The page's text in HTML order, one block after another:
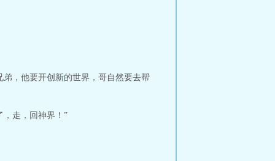
，他要开创新的世界，哥自然要去帮
，走，回神界！”